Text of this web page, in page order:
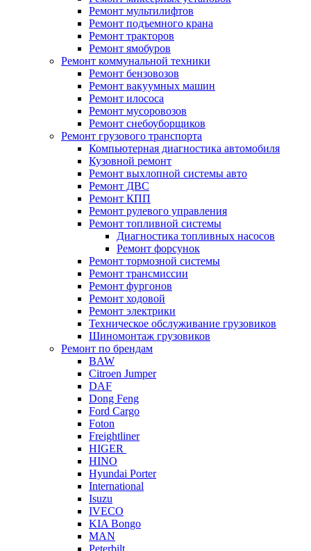
Ремонт мультилифтов
Ремонт подъемного крана
Ремонт тракторов
Ремонт ямобуров
Ремонт коммунальной техники
Ремонт бензовозов
Ремонт вакуумных машин
Ремонт илососа
Ремонт мусоровозов
Ремонт снебоуборщиков
Ремонт грузового транспорта
Компьютерная диагностика автомобиля
Кузовной ремонт
Ремонт выхлопной системы авто
Ремонт ДВС
Ремонт КПП
Ремонт рулевого управления
Ремонт топливной системы
Диагностика топливных насосов
Ремонт форсунок
Ремонт тормозной системы
Ремонт трансмиссии
Ремонт фургонов
Ремонт ходовой
Ремонт электрики
Техническое обслуживание грузовиков
Шиномонтаж грузовиков
Ремонт по брендам
BAW
Citroen Jumper
DAF
Dong Feng
Ford Cargo
Foton
Freightliner
HIGER
HINO
Hyundai Porter
International
Isuzu
IVECO
KIA Bongo
MAN
Peterbilt